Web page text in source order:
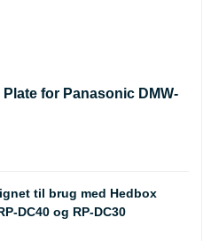
for Panasonic DMW-
til brug med Hedbox
DC40 og RP-DC30